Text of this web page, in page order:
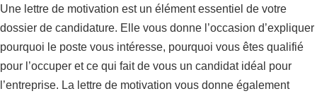
Une lettre de motivation est un élément essentiel de votre
dossier de candidature. Elle vous donne l’occasion d’expliquer
pourquoi le poste vous intéresse, pourquoi vous êtes qualifié
pour l’occuper et ce qui fait de vous un candidat idéal pour
l’entreprise. La lettre de motivation vous donne également